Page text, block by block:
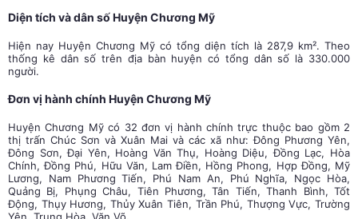
Diện tích và dân số Huyện Chương Mỹ
Hiện nay Huyện Chương Mỹ có tổng diện tích là 287,9 km². Theo
thống kê dân số trên địa bàn huyện có tổng dân số là 330.000
người.
Đơn vị hành chính Huyện Chương Mỹ
Huyện Chương Mỹ có 32 đơn vị hành chính trực thuộc bao gồm 2
thị trấn Chúc Sơn và Xuân Mai và các xã như: Đông Phương Yên,
Đông Sơn, Đại Yên, Hoàng Văn Thụ, Hoàng Diệu, Đồng Lạc, Hòa
Chính, Đồng Phú, Hữu Văn, Lam Điền, Hồng Phong, Hợp Đồng, Mỹ
Lương, Nam Phương Tiến, Phú Nam An, Phú Nghĩa, Ngọc Hòa,
Quảng Bị, Phụng Châu, Tiên Phương, Tân Tiến, Thanh Bình, Tốt
Động, Thụy Hương, Thủy Xuân Tiên, Trần Phú, Thượng Vực, Trường